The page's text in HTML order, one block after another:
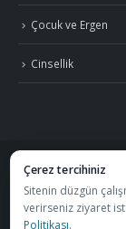
Çocuk ve Ergen
Cinsellik
©2026 Uzm. Psk.
S.S.S.
Çerez tercihiniz
Sitenin düzgün
verirseniz ziyaret
Politikası.